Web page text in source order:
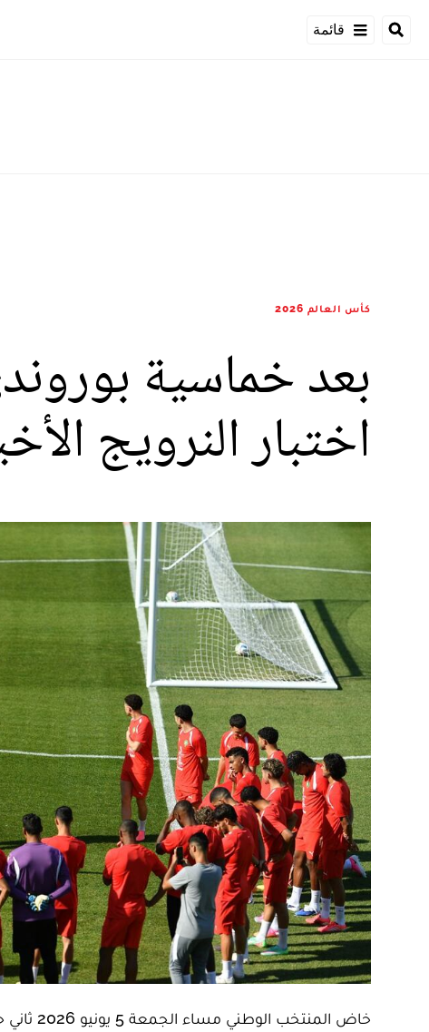
قائمة
كأس العالم 2026
بعد خماسية
اختبار النرويج